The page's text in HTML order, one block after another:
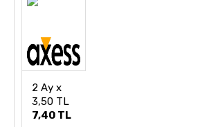
2 Ay x
3,50 TL
7,40 TL